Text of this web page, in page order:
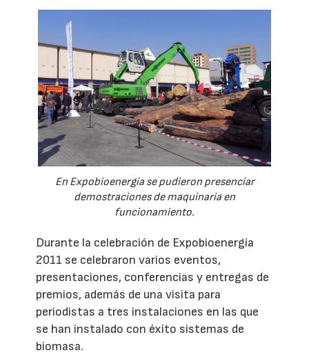
En Expobioenergía se pudieron presenciar
demostraciones de maquinaria en
funcionamiento.
Durante la celebración de Expobioenergía
2011 se celebraron varios eventos,
presentaciones, conferencias y entregas de
premios, además de una visita para
periodistas a tres instalaciones en las que
se han instalado con éxito sistemas de
biomasa.